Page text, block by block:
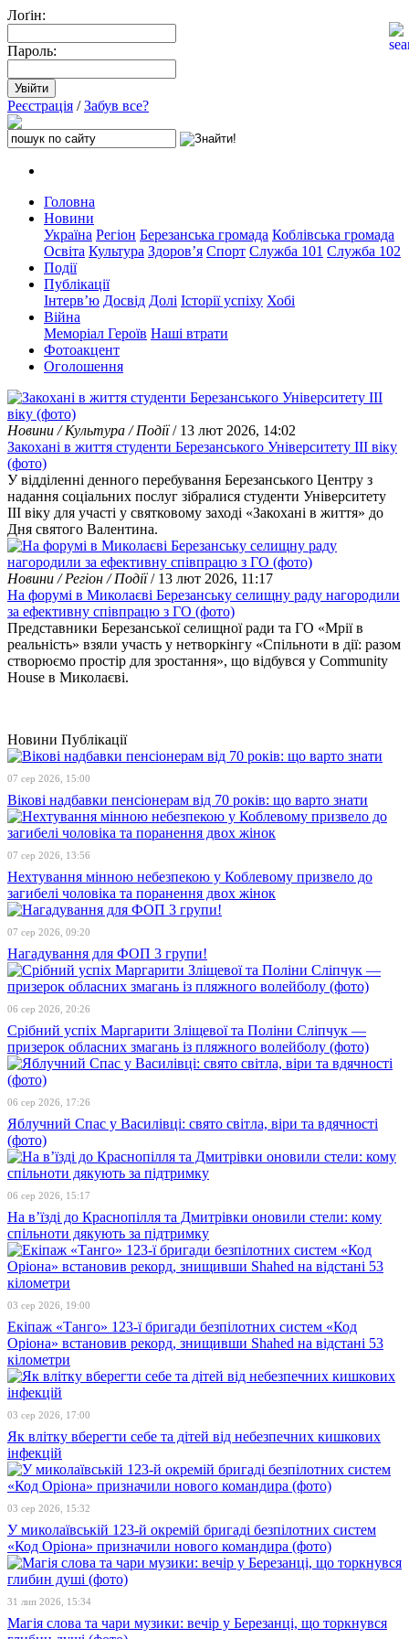
Лоґін:
Пароль:
Реєстрація /Забув все?
Головна
Новини
Україна Регіон Березанська громада Коблівська громада
Освіта Культура Здоров’я Спорт Служба 101 Служба 102
Події
Публікації
Інтерв’ю Досвід Долі Історії успіху Хобі
Війна
Меморіал Героїв Наші втрати
Фотоакцент
Оголошення
Новини / Культура / Події/ 13 лют 2026, 14:02
Закохані в життя студенти Березанського Університету ІІІ віку
(фото)
У відділенні денного перебування Березанського Центру з
надання соціальних послуг зібралися студенти Університету
ІІІ віку для участі у святковому заході «Закохані в життя» до
Дня святого Валентина.
Новини / Регіон / Події/ 13 лют 2026, 11:17
На форумі в Миколаєві Березанську селищну раду нагородили
за ефективну співпрацю з ГО (фото)
Представники Березанської селищної ради та ГО «Мрії в
реальність» взяли участь у нетворкінгу «Спільноти в дії: разом
створюємо простір для зростання», що відбувся у Community
House в Миколаєві.
Новини Публікації
07 сер 2026, 15:00
Вікові надбавки пенсіонерам від 70 років: що варто знати
07 сер 2026, 13:56
Нехтування мінною небезпекою у Коблевому призвело до
загибелі чоловіка та поранення двох жінок
07 сер 2026, 09:20
Нагадування для ФОП 3 групи!
06 сер 2026, 20:26
Срібний успіх Маргарити Зліщевої та Поліни Сліпчук —
призерок обласних змагань із пляжного волейболу (фото)
06 сер 2026, 17:26
Яблучний Спас у Василівці: свято світла, віри та вдячності
(фото)
06 сер 2026, 15:17
На в’їзді до Краснопілля та Дмитрівки оновили стели: кому
спільноти дякують за підтримку
03 сер 2026, 19:00
Екіпаж «Танго» 123-ї бригади безпілотних систем «Код
Оріона» встановив рекорд, знищивши Shahed на відстані 53
кілометри
03 сер 2026, 17:00
Як влітку вберегти себе та дітей від небезпечних кишкових
інфекцій
03 сер 2026, 15:32
У миколаївській 123-й окремій бригаді безпілотних систем
«Код Оріона» призначили нового командира (фото)
31 лип 2026, 15:34
Магія слова та чари музики: вечір у Березанці, що торкнувся